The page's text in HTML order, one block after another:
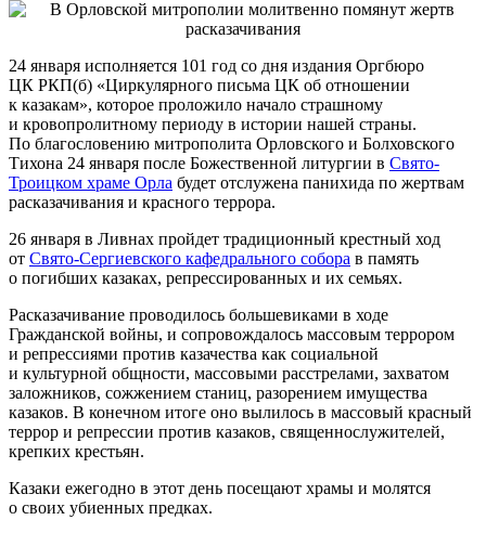
24 января исполняется 101 год со дня издания Оргбюро
ЦК РКП(б) «Циркулярного письма ЦК об отношении
к казакам», которое проложило начало страшному
и кровопролитному периоду в истории нашей страны.
По благословению митрополита Орловского и Болховского
Тихона 24 января после Божественной литургии в Свято-
Троицком храме Орла будет отслужена панихида по жертвам
расказачивания и красного террора.
26 января в Ливнах пройдет традиционный крестный ход
от Свято-Сергиевского кафедрального собора в память
о погибших казаках, репрессированных и их семьях.
Расказачивание проводилось большевиками в ходе
Гражданской войны, и сопровождалось массовым террором
и репрессиями против казачества как социальной
и культурной общности, массовыми расстрелами, захватом
заложников, сожжением станиц, разорением имущества
казаков. В конечном итоге оно вылилось в массовый красный
террор и репрессии против казаков, священнослужителей,
крепких крестьян.
Казаки ежегодно в этот день посещают храмы и молятся
о своих убиенных предках.